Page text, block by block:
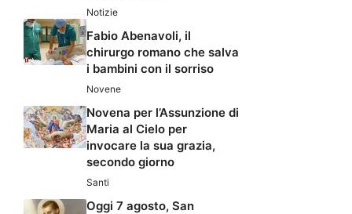
Notizie
Fabio Abenavoli, il
chirurgo romano che salva
i bambini con il sorriso
Novene
Novena per l’Assunzione di
Maria al Cielo per
invocare la sua grazia,
secondo giorno
Santi
Oggi 7 agosto, San